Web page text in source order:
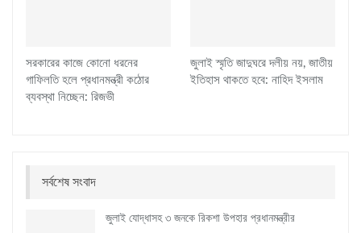
সরকারের কাজে কোনো ধরনের
গাফিলতি হলে প্রধানমন্ত্রী কঠোর
ব্যবস্থা নিচ্ছেন: রিজভী
জুলাই স্মৃতি জাদুঘরে দলীয় নয়, জাতীয়
ইতিহাস থাকতে হবে: নাহিদ ইসলাম
সর্বশেষ সংবাদ
জুলাই যোদ্ধাসহ ৩ জনকে রিকশা উপহার প্রধানমন্ত্রীর